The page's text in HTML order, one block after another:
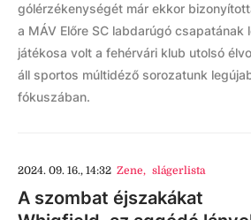
gólérzékenységét már ekkor
a MÁV Előre SC labdarúgó csapatának
játékosa volt a fehérvári klub utolsó
áll sportos múltidéző sorozatunk
fókuszában.
2024. 09. 16., 14:32 Zene, slágerlista
A szombat éjszakákat